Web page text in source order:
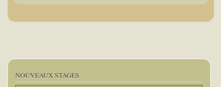
NOUVEAUX STAGES